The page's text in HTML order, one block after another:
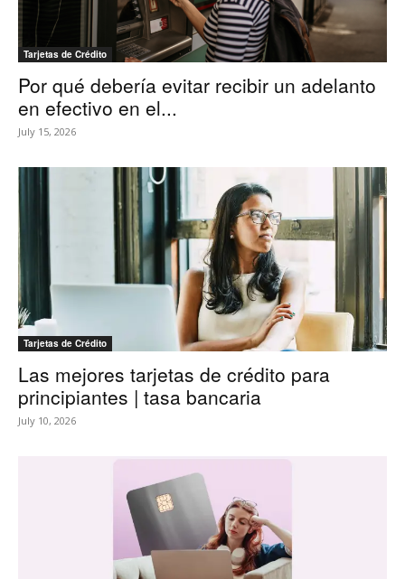
Tarjetas de Crédito
Por qué debería evitar recibir un adelanto
en efectivo en el...
July 15, 2026
Tarjetas de Crédito
Las mejores tarjetas de crédito para
principiantes | tasa bancaria
July 10, 2026